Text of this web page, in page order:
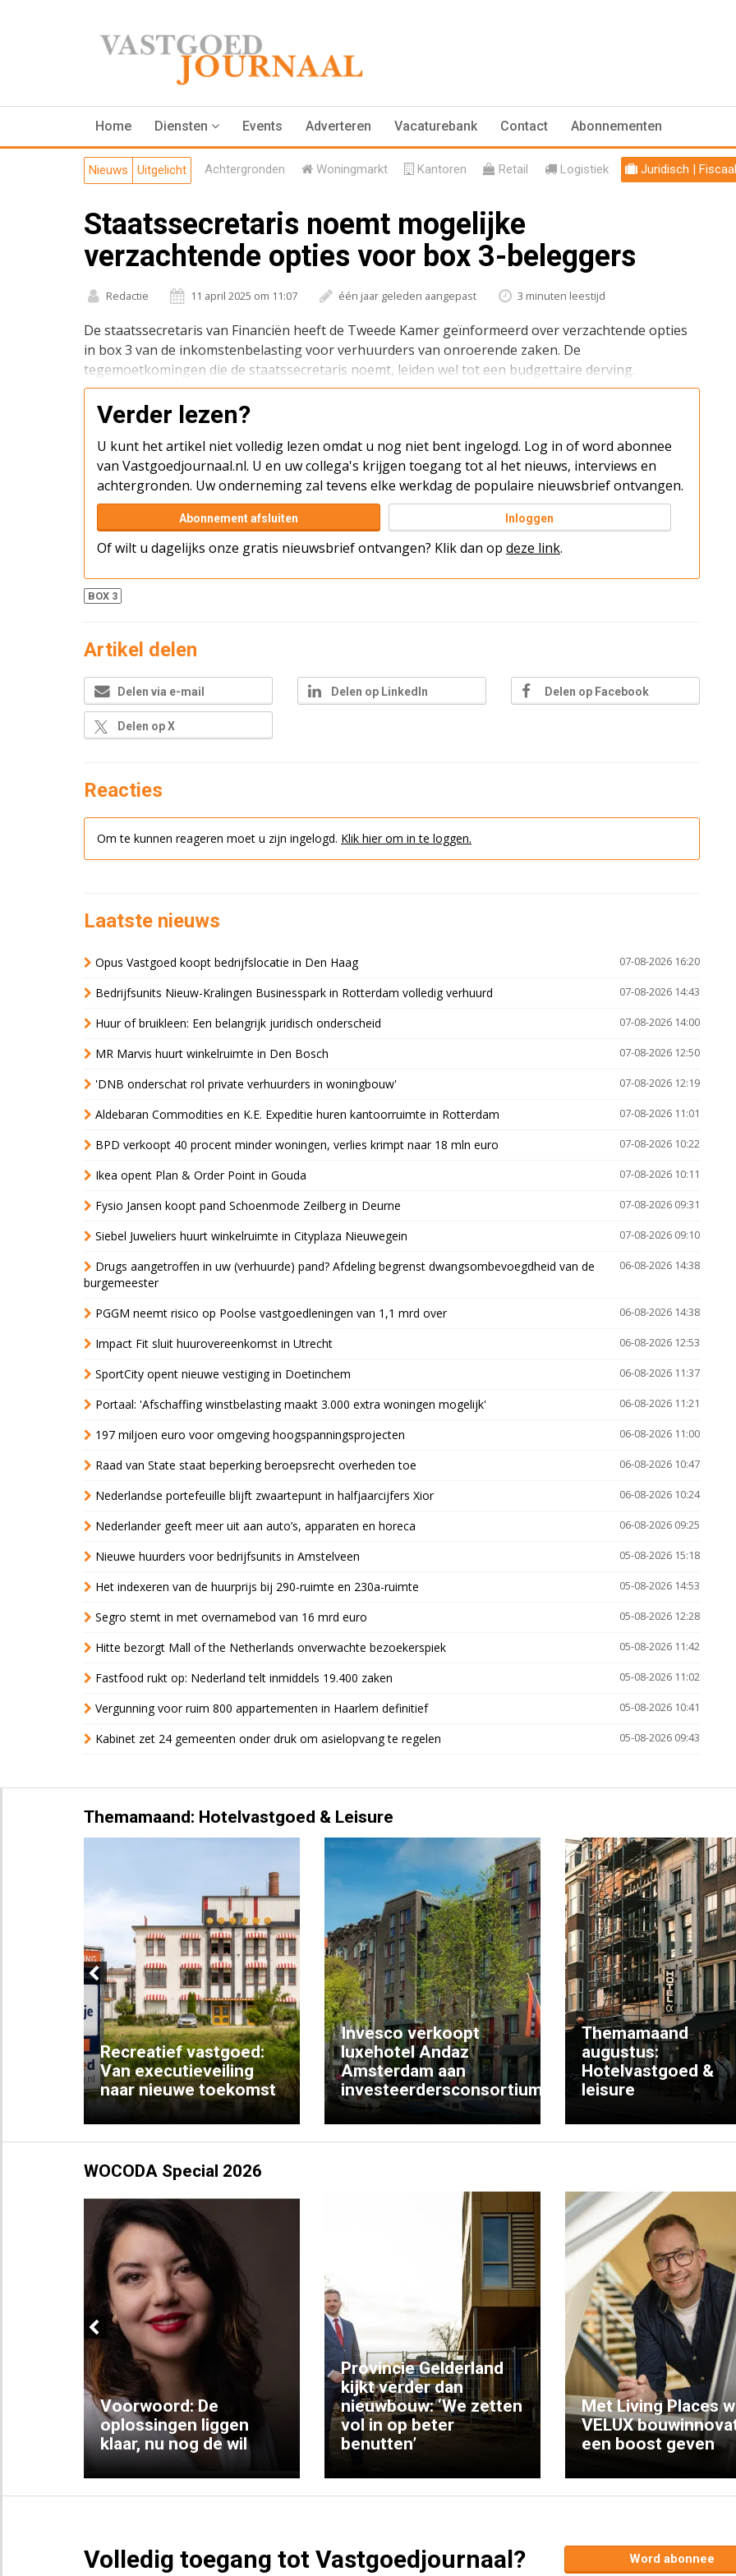
Home Diensten Events Adverteren Vacaturebank Contact Abonnementen
Nieuws Uitgelicht Achtergronden Woningmarkt Kantoren Retail Logistiek Juridisch | Fiscaal
Staatssecretaris noemt mogelijke
verzachtende opties voor box 3-beleggers
Redactie 11 april 2025 om 11:07 één jaar geleden aangepast 3 minuten leestijd
De staatssecretaris van Financiën heeft de Tweede Kamer geïnformeerd over verzachtende opties
in box 3 van de inkomstenbelasting voor verhuurders van onroerende zaken. De
tegemoetkomingen die de staatssecretaris noemt, leiden wel tot een budgettaire derving.
Verder lezen?
U kunt het artikel niet volledig lezen omdat u nog niet bent ingelogd. Log in of word abonnee
van Vastgoedjournaal.nl. U en uw collega's krijgen toegang tot al het nieuws, interviews en
achtergronden. Uw onderneming zal tevens elke werkdag de populaire nieuwsbrief ontvangen.
Abonnement afsluiten Inloggen
Of wilt u dagelijks onze gratis nieuwsbrief ontvangen? Klik dan op deze link.
BOX 3
Artikel delen
Delen via e-mail Delen op LinkedIn Delen op Facebook
Delen op X
Reacties
Om te kunnen reageren moet u zijn ingelogd. Klik hier om in te loggen.
Laatste nieuws
07-08-2026 16:20
Opus Vastgoed koopt bedrijfslocatie in Den Haag
07-08-2026 14:43
Bedrijfsunits Nieuw-Kralingen Businesspark in Rotterdam volledig verhuurd
07-08-2026 14:00
Huur of bruikleen: Een belangrijk juridisch onderscheid
07-08-2026 12:50
MR Marvis huurt winkelruimte in Den Bosch
07-08-2026 12:19
'DNB onderschat rol private verhuurders in woningbouw'
07-08-2026 11:01
Aldebaran Commodities en K.E. Expeditie huren kantoorruimte in Rotterdam
07-08-2026 10:22
BPD verkoopt 40 procent minder woningen, verlies krimpt naar 18 mln euro
07-08-2026 10:11
Ikea opent Plan & Order Point in Gouda
07-08-2026 09:31
Fysio Jansen koopt pand Schoenmode Zeilberg in Deurne
07-08-2026 09:10
Siebel Juweliers huurt winkelruimte in Cityplaza Nieuwegein
06-08-2026 14:38
Drugs aangetroffen in uw (verhuurde) pand? Afdeling begrenst dwangsombevoegdheid van de
burgemeester
06-08-2026 14:38
PGGM neemt risico op Poolse vastgoedleningen van 1,1 mrd over
06-08-2026 12:53
Impact Fit sluit huurovereenkomst in Utrecht
06-08-2026 11:37
SportCity opent nieuwe vestiging in Doetinchem
06-08-2026 11:21
Portaal: 'Afschaffing winstbelasting maakt 3.000 extra woningen mogelijk'
06-08-2026 11:00
197 miljoen euro voor omgeving hoogspanningsprojecten
06-08-2026 10:47
Raad van State staat beperking beroepsrecht overheden toe
06-08-2026 10:24
Nederlandse portefeuille blijft zwaartepunt in halfjaarcijfers Xior
06-08-2026 09:25
Nederlander geeft meer uit aan auto’s, apparaten en horeca
05-08-2026 15:18
Nieuwe huurders voor bedrijfsunits in Amstelveen
05-08-2026 14:53
Het indexeren van de huurprijs bij 290-ruimte en 230a-ruimte
05-08-2026 12:28
Segro stemt in met overnamebod van 16 mrd euro
05-08-2026 11:42
Hitte bezorgt Mall of the Netherlands onverwachte bezoekerspiek
05-08-2026 11:02
Fastfood rukt op: Nederland telt inmiddels 19.400 zaken
05-08-2026 10:41
Vergunning voor ruim 800 appartementen in Haarlem definitief
05-08-2026 09:43
Kabinet zet 24 gemeenten onder druk om asielopvang te regelen
Themamaand: Hotelvastgoed & Leisure
Previous
Recreatief vastgoed:
Van executieveiling
naar nieuwe toekomst
Invesco verkoopt
luxehotel Andaz
Amsterdam aan
investeerdersconsortium
Themamaand
augustus:
Hotelvastgoed &
leisure
WOCODA Special 2026
Previous
Voorwoord: De
oplossingen liggen
klaar, nu nog de wil
Provincie Gelderland
kijkt verder dan
nieuwbouw: ‘We zetten
vol in op beter
benutten’
Met Living Places
VELUX
een boost geven
Volledig toegang tot Vastgoedjournaal? Word abonnee